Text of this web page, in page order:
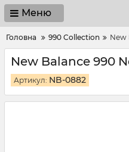
Меню
Головна 990 Collection New
New Balance 990
Артикул: NB-0882